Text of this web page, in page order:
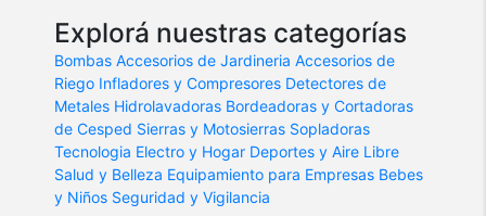
Explorá nuestras categorías
Bombas Accesorios de Jardineria Accesorios de
Riego Infladores y Compresores Detectores de
Metales Hidrolavadoras Bordeadoras y Cortadoras
de Cesped Sierras y Motosierras Sopladoras
Tecnologia Electro y Hogar Deportes y Aire Libre
Salud y Belleza Equipamiento para Empresas Bebes
y Niños Seguridad y Vigilancia